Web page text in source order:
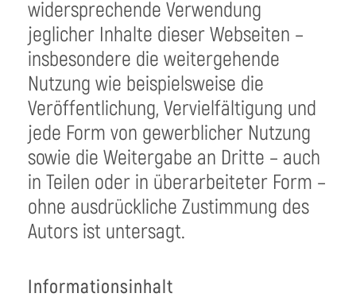
widersprechende Verwendung
jeglicher Inhalte dieser Webseiten –
insbesondere die weitergehende
Nutzung wie beispielsweise die
Veröffentlichung, Vervielfältigung und
jede Form von gewerblicher Nutzung
sowie die Weitergabe an Dritte – auch
in Teilen oder in überarbeiteter Form –
ohne ausdrückliche Zustimmung des
Autors ist untersagt.
Informationsinhalt